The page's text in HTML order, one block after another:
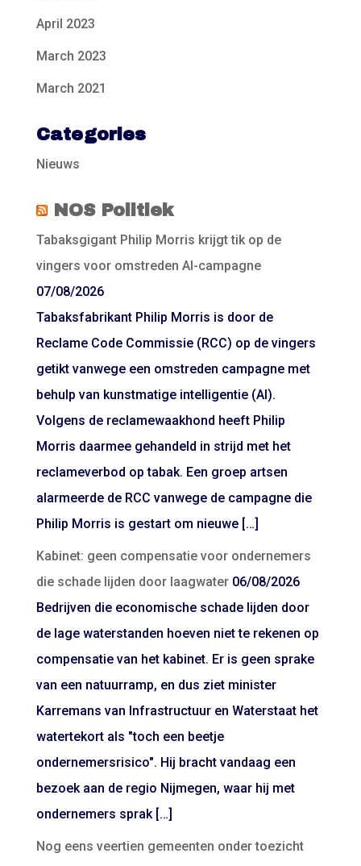
April 2023
March 2023
March 2021
Categories
Nieuws
NOS Politiek
Tabaksgigant Philip Morris krijgt tik op de
vingers voor omstreden AI-campagne
07/08/2026
Tabaksfabrikant Philip Morris is door de
Reclame Code Commissie (RCC) op de vingers
getikt vanwege een omstreden campagne met
behulp van kunstmatige intelligentie (AI).
Volgens de reclamewaakhond heeft Philip
Morris daarmee gehandeld in strijd met het
reclameverbod op tabak. Een groep artsen
alarmeerde de RCC vanwege de campagne die
Philip Morris is gestart om nieuwe […]
Kabinet: geen compensatie voor ondernemers
die schade lijden door laagwater 06/08/2026
Bedrijven die economische schade lijden door
de lage waterstanden hoeven niet te rekenen op
compensatie van het kabinet. Er is geen sprake
van een natuurramp, en dus ziet minister
Karremans van Infrastructuur en Waterstaat het
watertekort als "toch een beetje
ondernemersrisico". Hij bracht vandaag een
bezoek aan de regio Nijmegen, waar hij met
ondernemers sprak […]
Nog eens veertien gemeenten onder toezicht